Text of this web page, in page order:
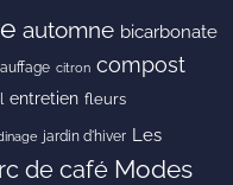
automne bicarbonate
citron compost
entretien fleurs
jardin d'hiver Les
de café Modes